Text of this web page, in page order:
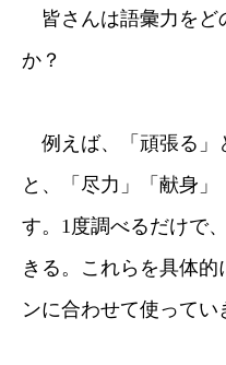
皆さんは語彙力をど
か？
例えば、「頑張る」
と、「尽力」「献身
す。1度調べるだけで
きる。これらを具体的
ンに合わせて使ってい